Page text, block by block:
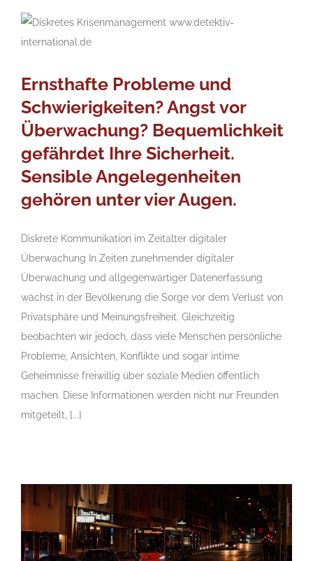
Ernsthafte Probleme und
Schwierigkeiten? Angst vor
Überwachung? Bequemlichkeit
gefährdet Ihre Sicherheit.
Sensible Angelegenheiten
gehören unter vier Augen.
Diskrete Kommunikation im Zeitalter digitaler
Überwachung In Zeiten zunehmender digitaler
Überwachung und allgegenwärtiger Datenerfassung
wächst in der Bevölkerung die Sorge vor dem Verlust von
Privatsphäre und Meinungsfreiheit. Gleichzeitig
beobachten wir jedoch, dass viele Menschen persönliche
Probleme, Ansichten, Konflikte und sogar intime
Geheimnisse freiwillig über soziale Medien öffentlich
machen. Diese Informationen werden nicht nur Freunden
mitgeteilt, [...]